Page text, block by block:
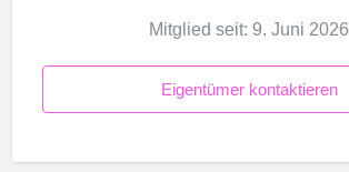
Mitglied seit: 9. Juni 2026
Eigentümer kontaktieren